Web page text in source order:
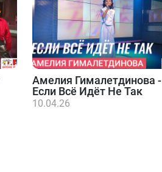
Амелия Гималетдинова -
Если Всё Идёт Не Так
10.04.26